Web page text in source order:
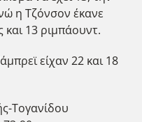
η Τζόνσον έκανε
13 ριμπάουντ.
είχαν 22 και 18
Τογανίδου